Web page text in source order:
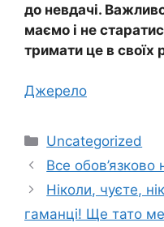
до невдачі.
маємо і не
тримати це в своїх
Джерело
Категорії
Uncategorized
Все обов’язково
Ніколи, чyєте,
гаманці! Ще тато